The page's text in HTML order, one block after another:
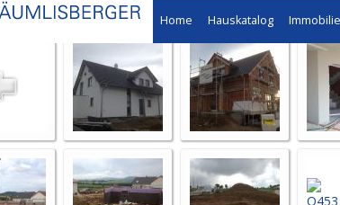
Home Hauskatalog
in Kupferzell